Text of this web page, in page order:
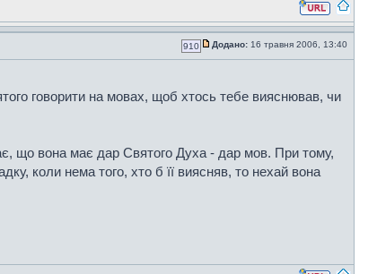
910 Додано: 16 травня 2006, 13:40
говорити на мовах, щоб хтось тебе вияснював, чи
що вона має дар Святого Духа - дар мов. При тому,
коли нема того, хто б її виясняв, то нехай вона